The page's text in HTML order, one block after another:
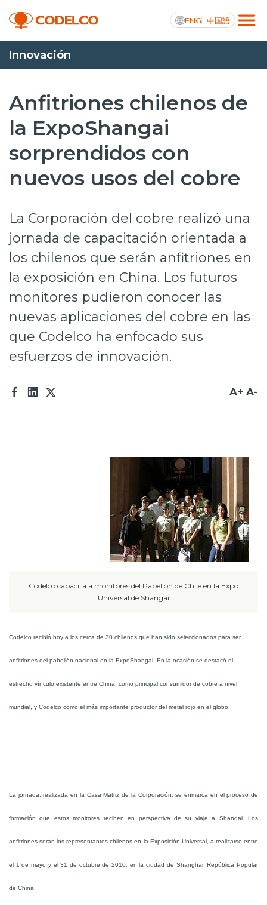
ENG 中国語
Transparencia activa
Nosotros
Operaciones
Proyectos
Innovación
Inversionistas
Prensa
Trabaja en Codelco
Transparencia activa
Canales de denuncia
Innovación
Anfitriones chilenos de
la ExpoShangai
sorprendidos con
nuevos usos del cobre
La Corporación del cobre realizó una
jornada de capacitación orientada a
los chilenos que serán anfitriones en
la exposición en China. Los futuros
monitores pudieron conocer las
nuevas aplicaciones del cobre en las
que Codelco ha enfocado sus
esfuerzos de innovación.
A+ A-
Codelco capacita a monitores del Pabellón de Chile en la Expo
Universal de Shangai
Codelco recibió hoy a los cerca de 30 chilenos que han sido seleccionados para ser
anfitriones del pabellón nacional en la ExpoShangai. En la ocasión se destacó el
estrecho vínculo existente entre China, como principal consumidor de cobre a nivel
mundial, y Codelco como el más importante productor del metal rojo en el globo.
La jornada, realizada en la Casa Matriz de la Corporación, se enmarca en el proceso de
formación que estos monitores reciben en perspectiva de su viaje a Shangai. Los
anfitriones serán los representantes chilenos en la Exposición Universal, a realizarse entre
el 1 de mayo y el 31 de octubre de 2010, en la ciudad de Shanghai, República Popular
de China.